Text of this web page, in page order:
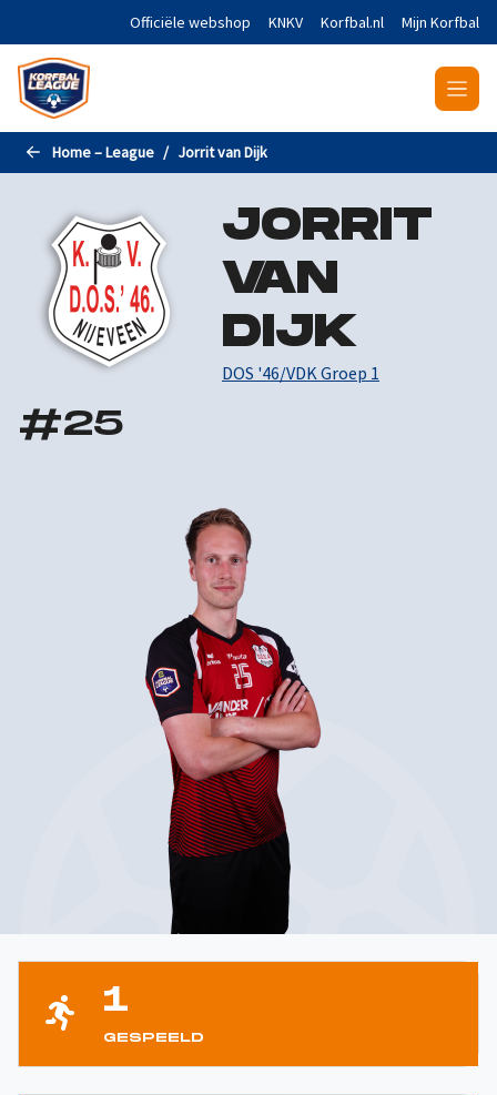
Naar de hoofdinhoud gaanOfficiële webshop KNKV Korfbal.nl Mijn Korfbal
Home – League Jorrit van Dijk
JORRIT
VAN
DIJK
DOS '46/VDK Groep 1
#25
1
GESPEELD